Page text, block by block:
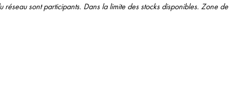
réseau sont participants. Dans la limite des stocks disponibles. Zone de